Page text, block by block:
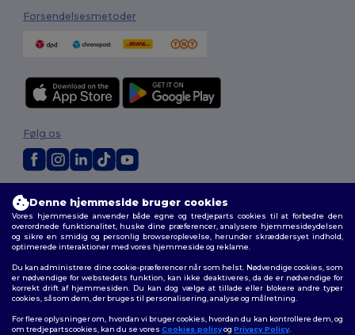
Forsendelsesmetoder
Vilkår og Betingelser|Tilpasset politik | Fortrolighedspolitik
cookies|Sitemap
Følg os
Denne hjemmeside bruger cookies
Vores hjemmeside anvender både egne og tredjeparts cookies til at forbedre den
overordnede funktionalitet, huske dine præferencer, analysere hjemmesideydelsen
og sikre en smidig og personlig browseroplevelse, herunder skræddersyet indhold,
optimerede interaktioner med vores hjemmeside og reklame.
Du kan administrere dine cookie-præferencer når som helst. Nødvendige cookies, som
er nødvendige for webstedets funktion, kan ikke deaktiveres, da de er nødvendige for
korrekt drift af hjemmesiden. Du kan dog vælge at tillade eller blokere andre typer
cookies, såsom dem, der bruges til personalisering, analyse og målretning.
For flere oplysninger om, hvordan vi bruger cookies, hvordan du kan kontrollere dem, og
om tredjepartscookies, kan du se vores Cookies policyog Privacy Policy.